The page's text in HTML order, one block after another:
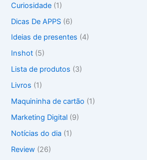
Curiosidade (1)
Dicas De APPS (6)
Ideias de presentes (4)
Inshot (5)
Lista de produtos (3)
Livros (1)
Maquininha de cartão (1)
Marketing Digital (9)
Notícias do dia (1)
Review (26)